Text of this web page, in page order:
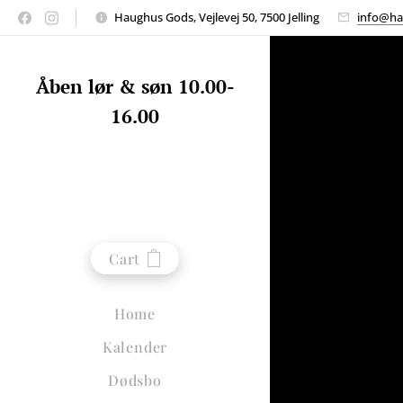
Haughus Gods, Vejlevej 50, 7500 Jelling
Åben lør & søn 10.00-
16.00
Cart
Home
Kalender
Dødsbo